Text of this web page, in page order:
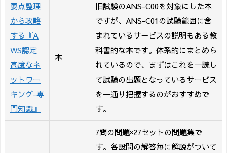
要点整理
から攻略
する『A
WS認定
高度なネ
ットワー
キング-専
門知識』
本
旧試験のANS-C00を対象にした本
ですが、ANS-C01の試験範囲に含
まれているサービスの説明もある教
科書的な本です。体系的にまとめら
れているので、まずはこれを一読し
て試験の出題となっているサービス
を一通り把握するのがおすすめで
す。
7問の問題×27セットの問題集で
す。各設問の解答毎に解説がついて